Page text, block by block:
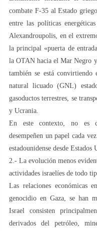
combate F-35 al Estado
entre las políticas
Alexandroupolis, en el
la principal «puerta de
la OTAN hacia el Mar Negro
también se está
natural licuado (GNL)
gasoductos terrestres, se
y Ucrania.
En este contexto, no es
desempeñen un papel cada
estadounidense desde Estados
2.- La evolución menos
actividades israelíes de todo
Las relaciones económicas
genocidio en Gaza, se han
Israel consisten
derivados del petróleo,